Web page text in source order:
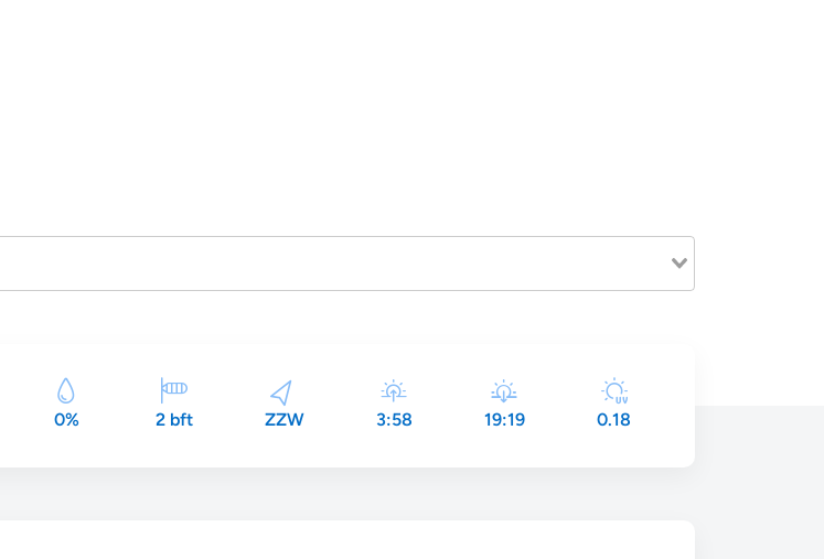
0% 2 bft ZZW 3:58 19:19 0.18